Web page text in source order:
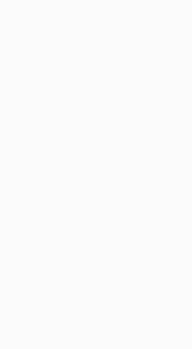
/ Kyoto
II XL BSW